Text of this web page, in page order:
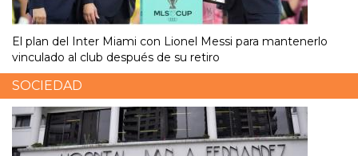
El plan del Inter Miami con Lionel Messi para mantenerlo
vinculado al club después de su retiro
SOCIEDAD